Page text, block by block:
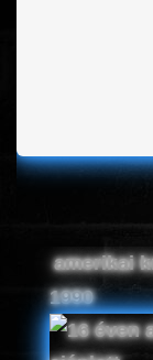
amerikai
1990